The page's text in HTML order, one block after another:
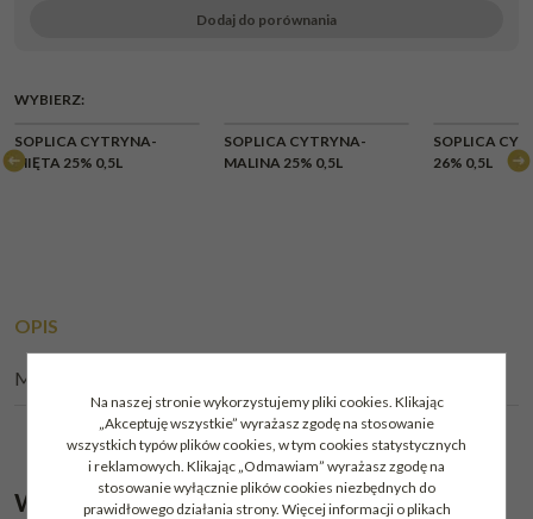
Dodaj do porównania
WYBIERZ:
SOPLICA CYTRYNA-
MIĘTA 25% 0,5L
SOPLICA CYTRYNA-
MALINA 25% 0,5L
SOPLICA
26% 0,5L
OPIS
METODY DOSTAWY:
Wódka Soplica 0,5l 40%
Na naszej stronie wykorzystujemy pliki cookies. Klikając
„Akceptuję wszystkie” wyrażasz zgodę na stosowanie
wszystkich typów plików cookies, w tym cookies statystycznych
i reklamowych. Klikając „Odmawiam” wyrażasz zgodę na
stosowanie wyłącznie plików cookies niezbędnych do
prawidłowego działania strony. Więcej informacji o plikach